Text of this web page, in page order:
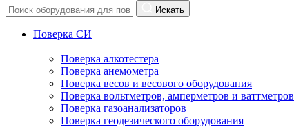
Искать
Поверка СИ
Поверка алкотестера
Поверка анемометра
Поверка весов и весового оборудования
Поверка вольтметров, амперметров и ваттметров
Поверка газоанализаторов
Поверка геодезического оборудования